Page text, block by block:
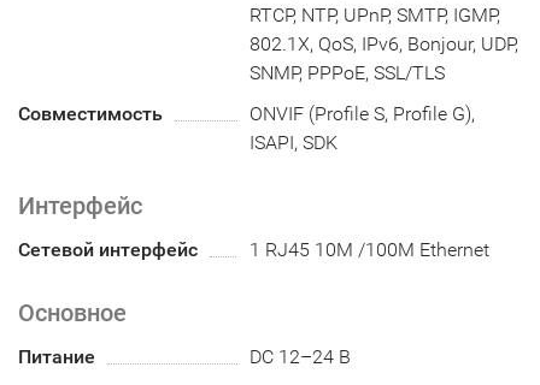
RTCP, NTP, UPnP, SMTP, IGMP,
802.1X, QoS, IPv6, Bonjour, UDP,
SNMP, PPPoE, SSL/TLS
Совместимость
ONVIF (Profile S, Profile G),
ISAPI, SDK
Интерфейс
Сетевой интерфейс 1 RJ45 10M /100M Ethernet
Основное
Питание
DC 12–24 В